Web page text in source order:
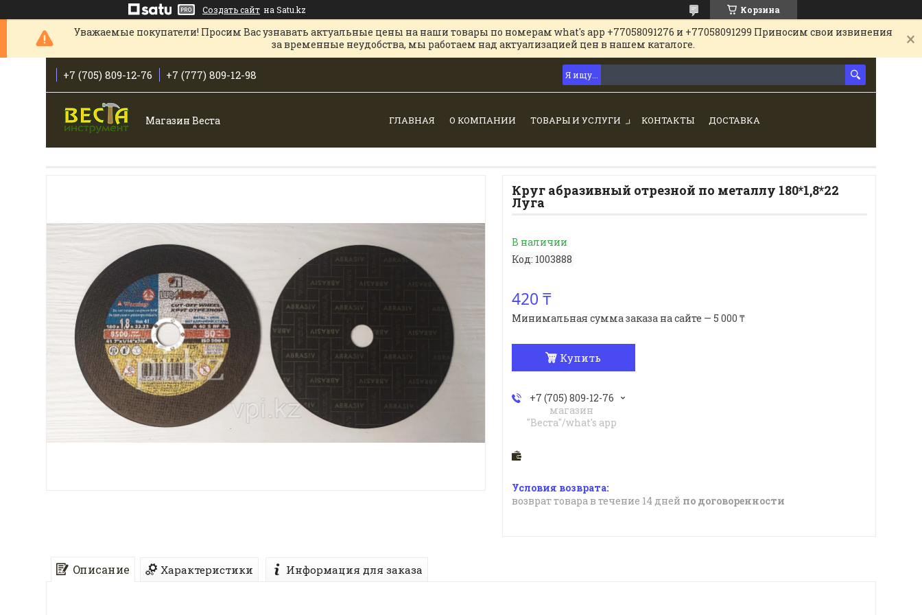
Создать сайт на Satu.kz Корзина
Уважаемые покупатели! Просим Вас узнавать актуальные цены на наши товары по номерам what's app +77058091276 и +77058091299 Приносим свои извинения
за временные неудобства, мы работаем над актуализацией цен в нашем каталоге.
+7 (705) 809-12-76 +7 (777) 809-12-98
Магазин Веста ГЛАВНАЯ О КОМПАНИИ ТОВАРЫ И УСЛУГИ КОНТАКТЫ ДОСТАВКА
Круг абразивный отрезной по металлу 180*1,8*22
Луга
В наличии
Код: 1003888
420 ₸
Минимальная сумма заказа на сайте — 5 000 ₸
Купить
+7 (705) 809-12-76
магазин
"Веста"/what's app
возврат товара в течение 14 дней по договоренности
Описание Характеристики Информация для заказа